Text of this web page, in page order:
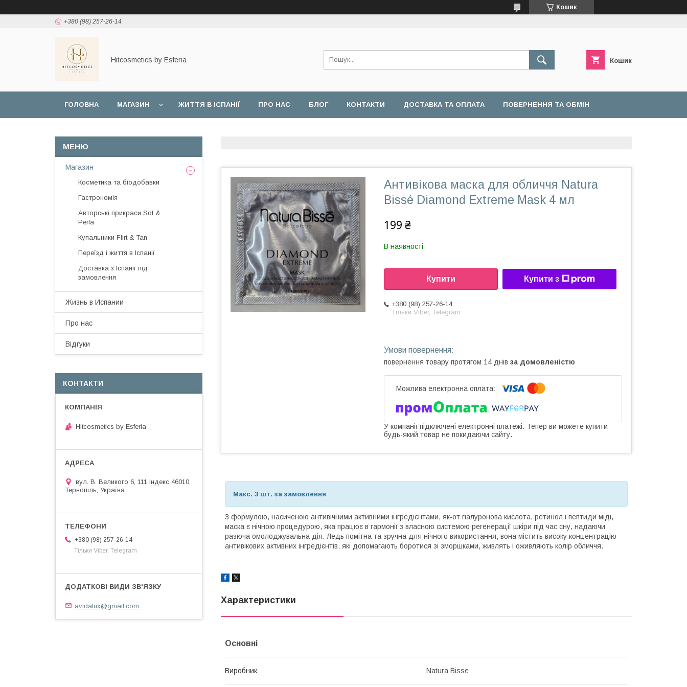
Кошик
+380 (98) 257-26-14
Hitcosmetics by Esferia Кошик
ГОЛОВНА МАГАЗИН ЖИТТЯ В ІСПАНІЇ ПРО НАС БЛОГ КОНТАКТИ ДОСТАВКА ТА ОПЛАТА ПОВЕРНЕННЯ ТА ОБМІН
Антивікова маска для обличчя Natura
Bissé Diamond Extreme Mask 4 мл
199 ₴
В наявності
Купити Купити з
+380 (98) 257-26-14
Тільки Viber, Telegram
повернення товару протягом 14 днів за домовленістю
У компанії підключені електронні платежі. Тепер ви можете купити
будь-який товар не покидаючи сайту.
Макс. 3 шт. за замовлення
З формулою, насиченою антивічними активними інгредієнтами, як-от гіалуронова кислота, ретинол і пептиди міді,
маска є нічною процедурою, яка працює в гармонії з власною системою регенерації шкіри під час сну, надаючи
разюча омолоджувальна дія. Ледь помітна та зручна для нічного використання, вона містить високу концентрацію
антивікових активних інгредієнтів, які допомагають боротися зі зморшками, живлять і оживляють колір обличчя.
Характеристики
Основні
Виробник Natura Bisse
Магазин
Косметика та біодобавки
Гастрономія
Авторські прикраси Sol &
Perla
Купальники Flirt & Tan
Переїзд і життя в Іспанії
Доставка з Іспанії під
замовлення
Жизнь в Испании
Про нас
Відгуки
КОНТАКТИ
Hitcosmetics by Esferia
вул. В. Великого 6, 111 індекс 46010,
Тернопіль, Україна
+380 (98) 257-26-14
Тільки Viber, Telegram
avidalux@gmail.com